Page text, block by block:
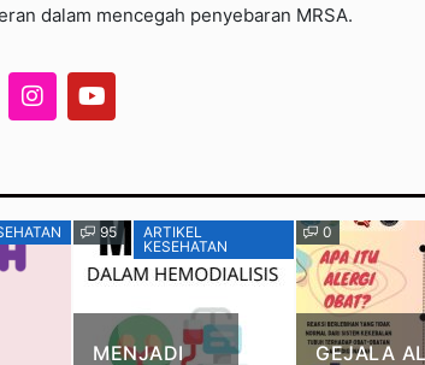
dalam mencegah penyebaran MRSA.
95
ARTIKEL
KESEHATAN
MENJADI
0
GEJALA